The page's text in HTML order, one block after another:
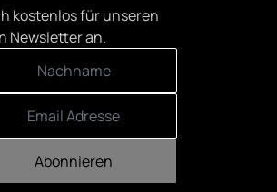
kostenlos für unseren
Newsletter an.
Abonnieren